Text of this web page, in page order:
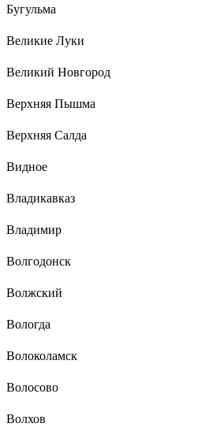
Бугульма
Великие Луки
Великий Новгород
Верхняя Пышма
Верхняя Салда
Видное
Владикавказ
Владимир
Волгодонск
Волжский
Вологда
Волоколамск
Волосово
Волхов